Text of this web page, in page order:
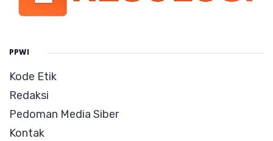
PPWI
Kode Etik
Redaksi
Pedoman Media Siber
Kontak